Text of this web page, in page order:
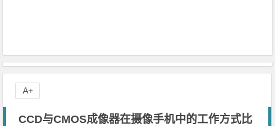
CCD与CMOS成像器在摄像手机中的工作方式比
A+